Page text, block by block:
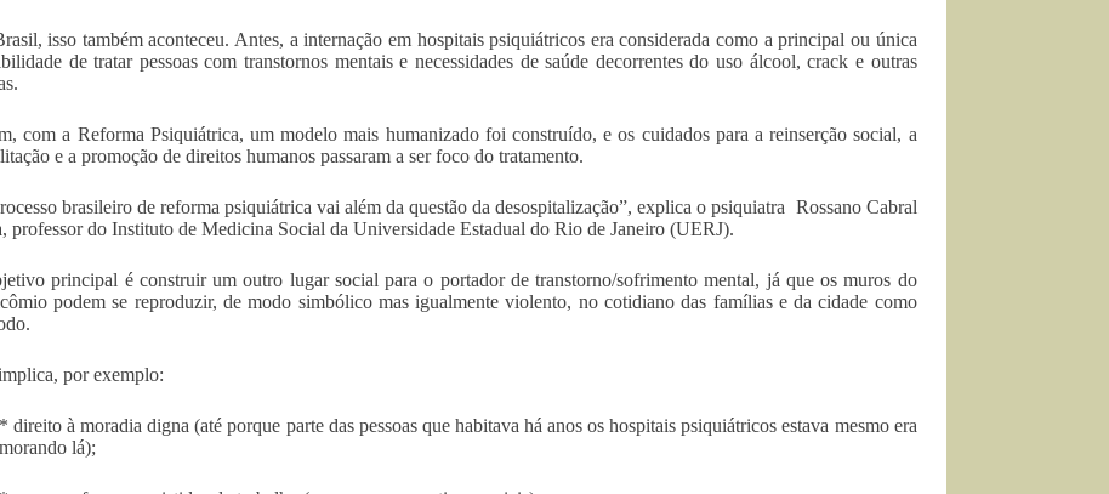
isso também aconteceu. Antes, a internação em hospitais psiquiátricos era considerada como a principal ou única
de tratar pessoas com transtornos mentais e necessidades de saúde decorrentes do uso álcool, crack e outras
com a Reforma Psiquiátrica, um modelo mais humanizado foi construído, e os cuidados para a reinserção social, a
e a promoção de direitos humanos passaram a ser foco do tratamento.
brasileiro de reforma psiquiátrica vai além da questão da desospitalização”, explica o psiquiatra Rossano Cabral
professor do Instituto de Medicina Social da Universidade Estadual do Rio de Janeiro (UERJ).
principal é construir um outro lugar social para o portador de transtorno/sofrimento mental, já que os muros do
podem se reproduzir, de modo simbólico mas igualmente violento, no cotidiano das famílias e da cidade como
por exemplo:
* direito à moradia digna (até porque parte das pessoas que habitava há anos os hospitais psiquiátricos estava mesmo era
morando lá);